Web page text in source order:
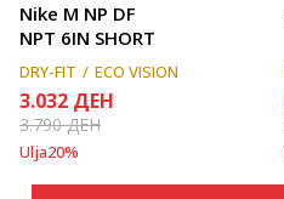
Nike M NP DF
NPT 6IN SHORT
DRY-FIT ECO VISION
3.032 ДЕН
3.790ДЕН
Ulja20%